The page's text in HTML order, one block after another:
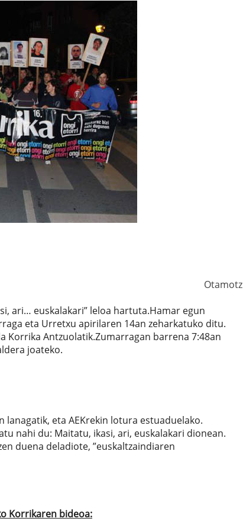
Otamotz
ari… euskalakari” leloa hartuta.Hamar egun
eta Urretxu apirilaren 14an zeharkatuko ditu.
Korrika Antzuolatik.Zumarragan barrena 7:48an
joateko.
eta AEKrekin lotura estuaduelako.
nahi du: Maitatu, ikasi, ari, euskalakari dionean.
duena deladiote, ”euskaltzaindiaren
Korrikaren bideoa: